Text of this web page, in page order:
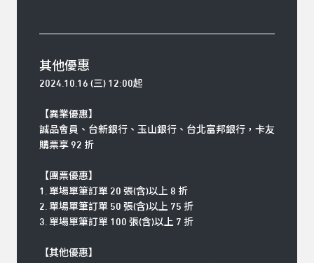
其他優惠
2024.10.16 (三) 12:00起
【異業優惠】
誠品會員、台新銀行、玉山銀行、台北富邦銀行，卡友
購票享 92 折
【團票優惠】
1. 單場單筆訂單 20 張(含)以上 8 折
2. 單場單筆訂單 50 張(含)以上 75 折
3. 單場單筆訂單 100 張(含)以上 7 折
【其他優惠】